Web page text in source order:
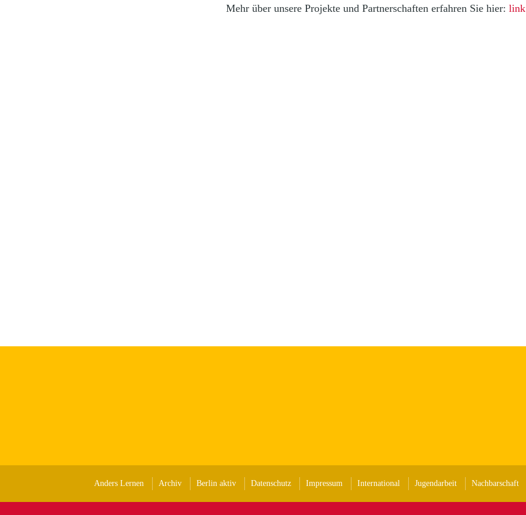
Mehr über unsere Projekte und Partnerschaften erfahren Sie hier: link
Anders Lernen Archiv Berlin aktiv Datenschutz Impressum International Jugendarbeit Nachbarschaft